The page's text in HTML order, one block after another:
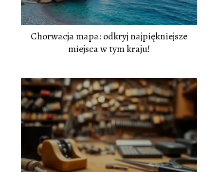
Chorwacja mapa: odkryj najpiękniejsze
miejsca w tym kraju!